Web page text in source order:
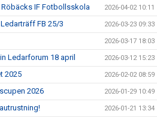
IF Fotbollsskola 2026-04-02 10:11
FB 25/3 2026-03-23 09:33
2026-03-17 18:03
Ledarforum 18 april 2026-03-12 15:23
2025 2026-02-02 08:59
2026 2026-01-29 10:49
2026-01-21 13:34